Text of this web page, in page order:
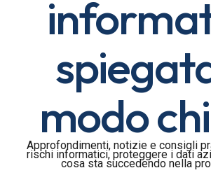
modo
Approfondimenti, notizie e consigli
rischi informatici, proteggere i dati
cosa sta succedendo nella